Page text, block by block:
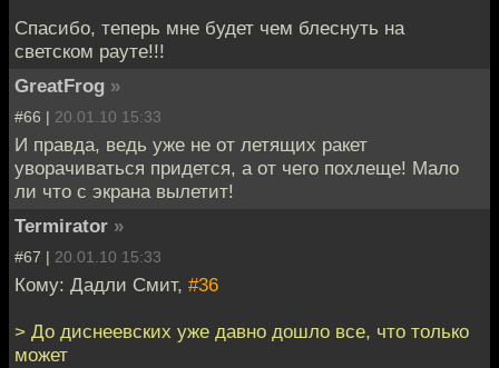
Спасибо, теперь мне будет чем блеснуть на
светском рауте!!!
GreatFrog »
#66 | 20.01.10 15:33
И правда, ведь уже не от летящих ракет
уворачиваться придется, а от чего похлеще! Мало
ли что с экрана вылетит!
Termirator »
#67 | 20.01.10 15:33
Кому: Дадли Смит, #36
> До диснеевских уже давно дошло все, что только
может